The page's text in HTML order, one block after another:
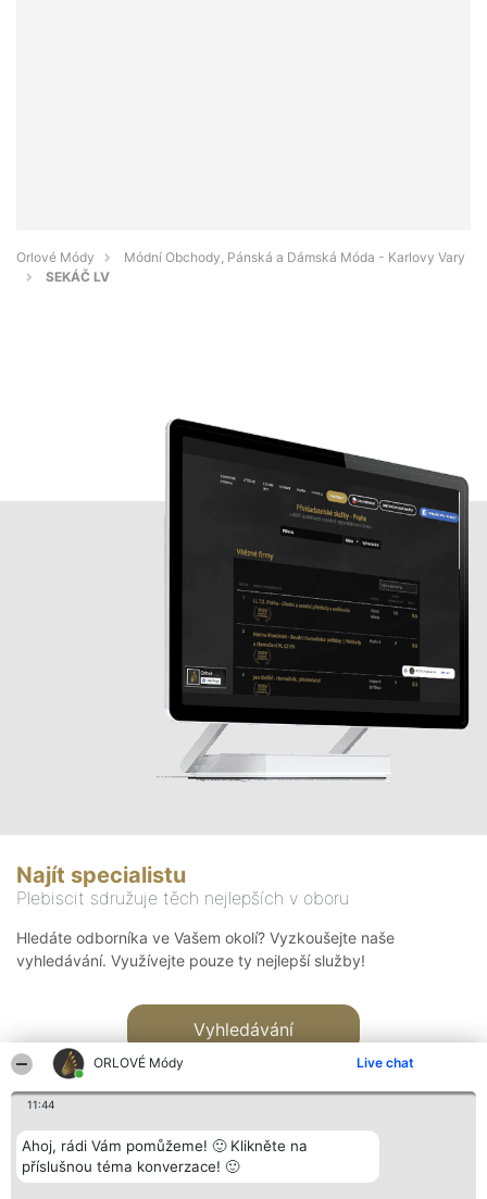
ORLOVÉ Módy Live chat
11:44
Ahoj, rádi Vám pomůžeme! 🙂 Klikněte na
příslušnou téma konverzace! 🙂
Orlové Módy
Módní Obchody, Pánská a Dámská Móda - Karlovy Vary
SEKÁČ LV
Najít specialistu
Plebiscit sdružuje těch nejlepších v oboru
Hledáte odborníka ve Vašem okolí? Vyzkoušejte naše
vyhledávání. Využívejte pouze ty nejlepší služby!
Vyhledávání